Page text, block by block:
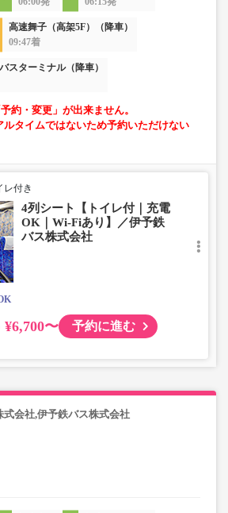
高速舞子（高架5F）（降車）
09:47着
スターミナル（降車）
約・変更」が出来ません。
ルタイムではないため予約いただけない
レ付き
4列シート【トイレ付｜充電
OK｜Wi-Fiあり】／伊予鉄
バス株式会社
¥6,700〜 予約に進む
式会社,伊予鉄バス株式会社